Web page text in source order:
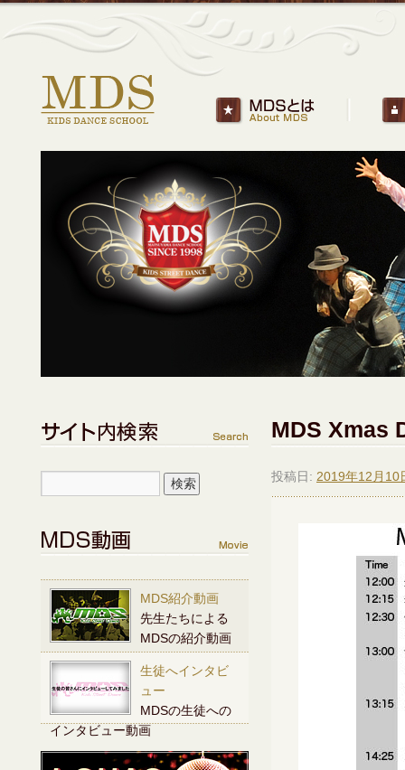
MDS Xmas
投稿日: 2019年12月10
MDS紹介動画
先生たちによる
MDSの紹介動画
生徒へインタビ
ュー
MDSの生徒への
インタビュー動画